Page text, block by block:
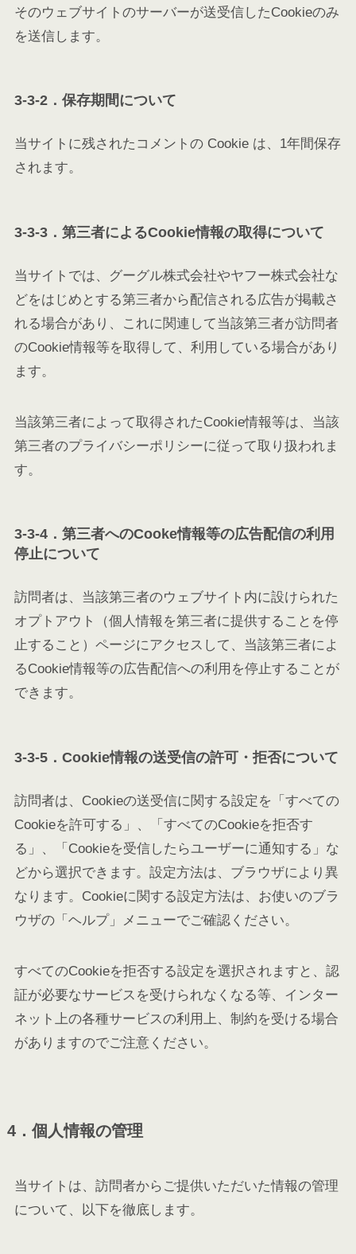
そのウェブサイトのサーバーが送受信したCookieのみ
を送信します。
3-3-2．保存期間について
当サイトに残されたコメントの Cookie は、1年間保存
されます。
3-3-3．第三者によるCookie情報の取得について
当サイトでは、グーグル株式会社やヤフー株式会社な
どをはじめとする第三者から配信される広告が掲載さ
れる場合があり、これに関連して当該第三者が訪問者
のCookie情報等を取得して、利用している場合があり
ます。
当該第三者によって取得されたCookie情報等は、当該
第三者のプライバシーポリシーに従って取り扱われま
す。
3-3-4．第三者へのCooke情報等の広告配信の利用
停止について
訪問者は、当該第三者のウェブサイト内に設けられた
オプトアウト（個人情報を第三者に提供することを停
止すること）ページにアクセスして、当該第三者によ
るCookie情報等の広告配信への利用を停止することが
できます。
3-3-5．Cookie情報の送受信の許可・拒否について
訪問者は、Cookieの送受信に関する設定を「すべての
Cookieを許可する」、「すべてのCookieを拒否す
る」、「Cookieを受信したらユーザーに通知する」な
どから選択できます。設定方法は、ブラウザにより異
なります。Cookieに関する設定方法は、お使いのブラ
ウザの「ヘルプ」メニューでご確認ください。
すべてのCookieを拒否する設定を選択されますと、認
証が必要なサービスを受けられなくなる等、インター
ネット上の各種サービスの利用上、制約を受ける場合
がありますのでご注意ください。
4．個人情報の管理
当サイトは、訪問者からご提供いただいた情報の管理
について、以下を徹底します。